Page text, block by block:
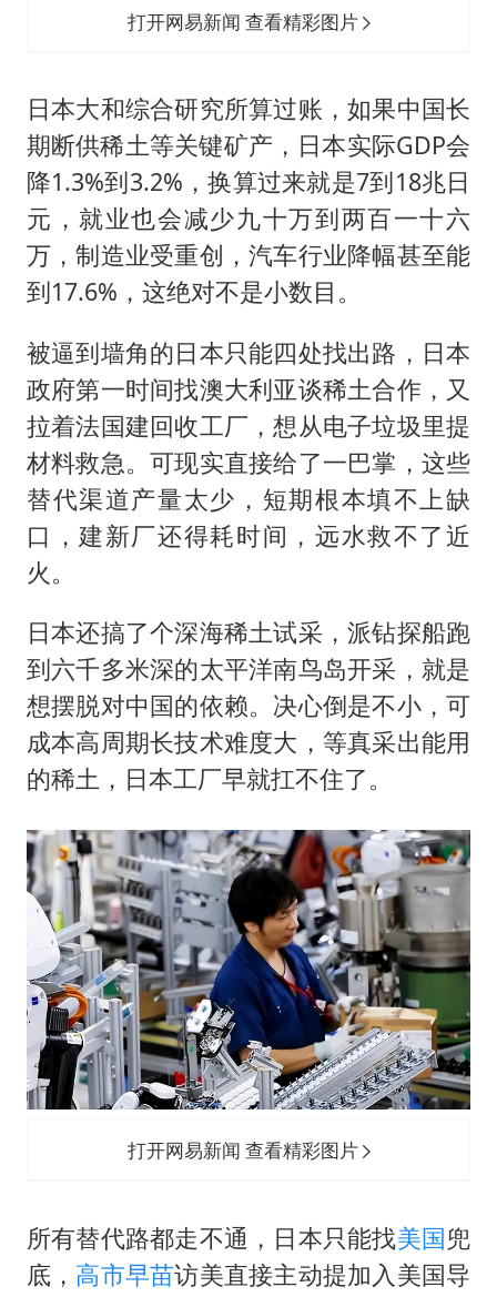
打开网易新闻 查看精彩图片
日本大和综合研究所算过账，如果中国长
期断供稀土等关键矿产，日本实际GDP会
降1.3%到3.2%，换算过来就是7到18兆日
元，就业也会减少九十万到两百一十六
万，制造业受重创，汽车行业降幅甚至能
到17.6%，这绝对不是小数目。
被逼到墙角的日本只能四处找出路，日本
政府第一时间找澳大利亚谈稀土合作，又
拉着法国建回收工厂，想从电子垃圾里提
材料救急。可现实直接给了一巴掌，这些
替代渠道产量太少，短期根本填不上缺
口，建新厂还得耗时间，远水救不了近
火。
日本还搞了个深海稀土试采，派钻探船跑
到六千多米深的太平洋南鸟岛开采，就是
想摆脱对中国的依赖。决心倒是不小，可
成本高周期长技术难度大，等真采出能用
的稀土，日本工厂早就扛不住了。
打开网易新闻 查看精彩图片
所有替代路都走不通，日本只能找美国兜
底， 高市早苗访美直接主动提加入美国导